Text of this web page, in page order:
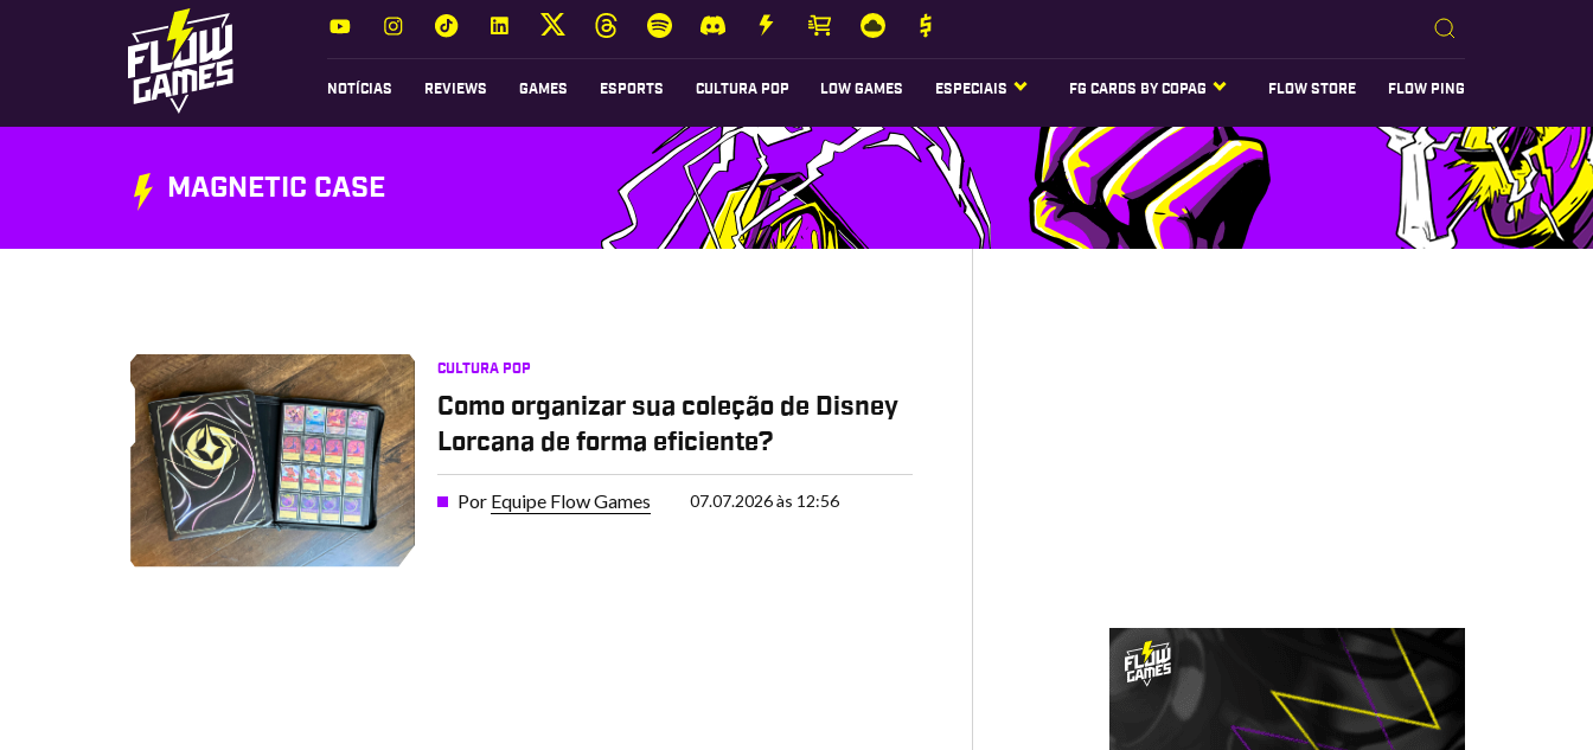
NOTÍCIAS REVIEWS GAMES ESPORTS CULTURA POP LOW GAMES ESPECIAIS FG CARDS BY COPAG FLOW STORE FLOW PING
MAGNETIC CASE
CULTURA POP
Como organizar sua coleção de Disney
Lorcana de forma eficiente?
Por Equipe Flow Games 07.07.2026 às 12:56